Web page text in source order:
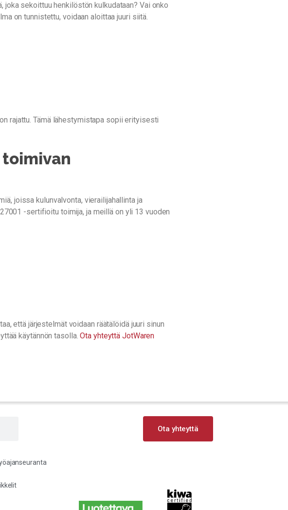
sekoittuu henkilöstön kulkudataan? Vai onko
on tunnistettu, voidaan aloittaa juuri siitä.
rajattu. Tämä lähestymistapa sopii erityisesti
joissa kulunvalvonta, vierailijahallinta ja
-sertifioitu toimija, ja meillä on yli 13 vuoden
että järjestelmät voidaan räätälöidä juuri sinun
käytännön tasolla.Ota yhteyttä JotWaren
Ota yhteyttä